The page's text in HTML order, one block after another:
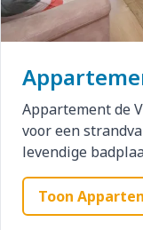
Appartement de
voor een
levendige
Toon